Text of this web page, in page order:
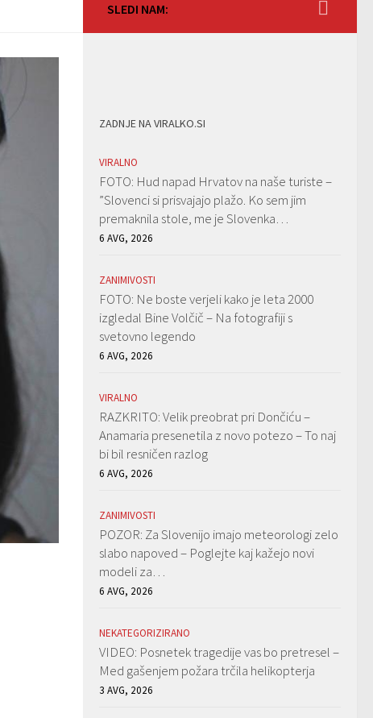
SLEDI NAM:
ZADNJE NA VIRALKO.SI
VIRALNO
FOTO: Hud napad Hrvatov na naše turiste –
”Slovenci si prisvajajo plažo. Ko sem jim
premaknila stole, me je Slovenka…
6 AVG, 2026
ZANIMIVOSTI
FOTO: Ne boste verjeli kako je leta 2000
izgledal Bine Volčič – Na fotografiji s
svetovno legendo
6 AVG, 2026
VIRALNO
RAZKRITO: Velik preobrat pri Dončiću –
Anamaria presenetila z novo potezo – To naj
bi bil resničen razlog
6 AVG, 2026
ZANIMIVOSTI
POZOR: Za Slovenijo imajo meteorologi zelo
slabo napoved – Poglejte kaj kažejo novi
modeli za…
6 AVG, 2026
NEKATEGORIZIRANO
VIDEO: Posnetek tragedije vas bo pretresel –
Med gašenjem požara trčila helikopterja
3 AVG, 2026